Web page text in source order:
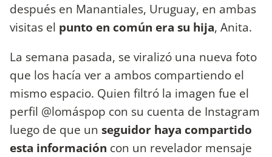
después en Manantiales, Uruguay, en ambas
visitas el punto en común era su hija, Anita.
La semana pasada, se viralizó una nueva foto
que los hacía ver a ambos compartiendo el
mismo espacio. Quien filtró la imagen fue el
perfil @lomáspop con su cuenta de Instagram
luego de que un seguidor haya compartido
esta información con un revelador mensaje